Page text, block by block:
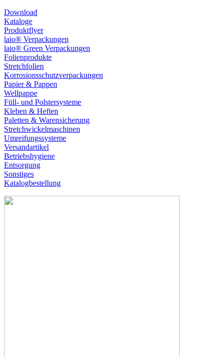
Download
Kataloge
Produktflyer
laio® Verpackungen
laio® Green Verpackungen
Folienprodukte
Stretchfolien
Korrosionsschutzverpackungen
Papier & Pappen
Wellpappe
Füll- und Polstersysteme
Kleben & Heften
Paletten & Warensicherung
Stretchwickelmaschinen
Umreifungssysteme
Versandartikel
Betriebshygiene
Entsorgung
Sonstiges
Katalogbestellung